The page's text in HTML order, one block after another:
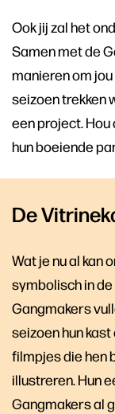
Ook jij zal het
Samen met de
manieren om
seizoen trekken
een project. Hou
hun boeiende
De
Wat je nu al kan
symbolisch in
Gangmakers
seizoen hun
filmpjes die hen
illustreren. Hun
Gangmakers al